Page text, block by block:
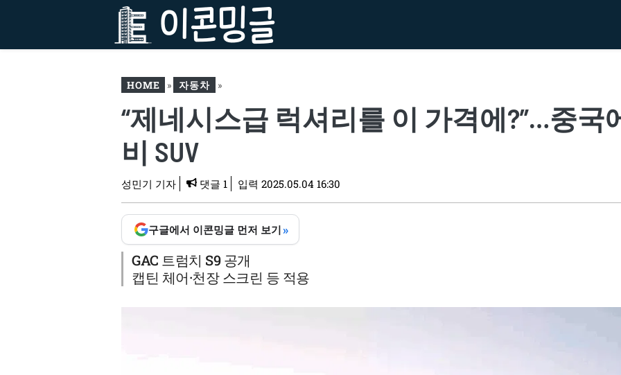
HOME » 자동차 »
“제네시스급 럭셔리를 이
가격에?”…중국에서 등장한
가성비 SUV
“제네시스급 럭셔리를 이 가격에?”…중국
비 SUV
성민기 기자 댓글 1 입력 2025.05.04 16:30
구글에서 이콘밍글 먼저 보기»
GAC 트럼치 S9 공개
캡틴 체어·천장 스크린 등 적용